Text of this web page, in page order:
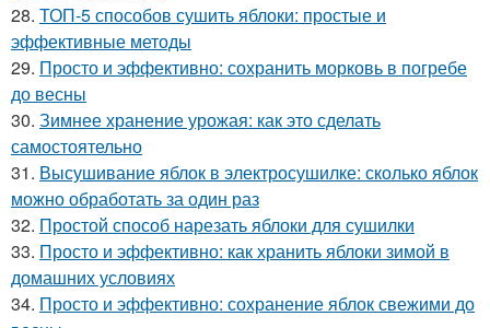
28. ТОП-5 способов сушить яблоки: простые и
эффективные методы
29. Просто и эффективно: сохранить морковь в погребе
до весны
30. Зимнее хранение урожая: как это сделать
самостоятельно
31. Высушивание яблок в электросушилке: сколько яблок
можно обработать за один раз
32. Простой способ нарезать яблоки для сушилки
33. Просто и эффективно: как хранить яблоки зимой в
домашних условиях
34. Просто и эффективно: сохранение яблок свежими до